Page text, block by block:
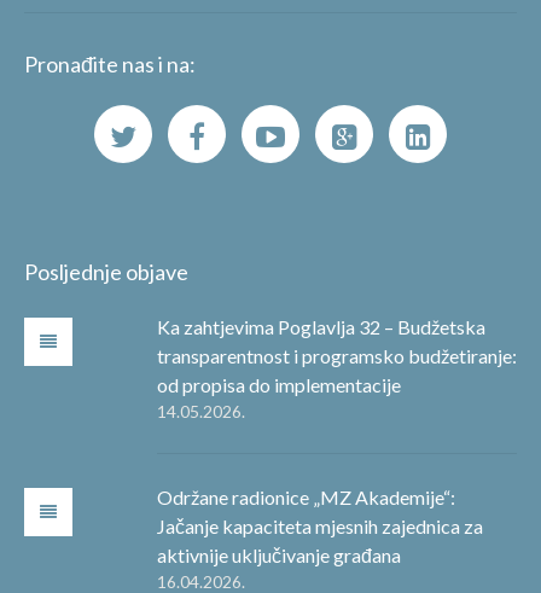
Pronađite nas i na:
Posljednje objave
Ka zahtjevima Poglavlja 32 – Budžetska
transparentnost i programsko budžetiranje:
od propisa do implementacije
14.05.2026.
Održane radionice „MZ Akademije“:
Jačanje kapaciteta mjesnih zajednica za
aktivnije uključivanje građana
16.04.2026.